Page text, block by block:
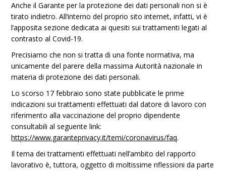
Anche il Garante per la protezione dei dati personali non si è
tirato indietro. All’interno del proprio sito internet, infatti, vi è
l’apposita sezione dedicata ai quesiti sui trattamenti legati al
contrasto al Covid-19.
Precisiamo che non si tratta di una fonte normativa, ma
unicamente del parere della massima Autorità nazionale in
materia di protezione dei dati personali.
Lo scorso 17 febbraio sono state pubblicate le prime
indicazioni sui trattamenti effettuati dal datore di lavoro con
riferimento alla vaccinazione del proprio dipendente
consultabili al seguente link:
https://www.garanteprivacy.it/temi/coronavirus/faq.
Il tema dei trattamenti effettuati nell’ambito del rapporto
lavorativo è, tuttora, oggetto di moltissime riflessioni da parte